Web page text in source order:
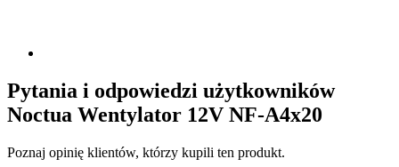
Pytania i odpowiedzi użytkowników
Noctua Wentylator 12V NF-A4x20
Poznaj opinię klientów, którzy kupili ten produkt.